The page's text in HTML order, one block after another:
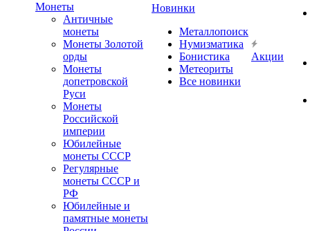
Монеты
Античные
монеты
Монеты Золотой
орды
Монеты
допетровской
Руси
Монеты
Российской
империи
Юбилейные
монеты СССР
Регулярные
монеты СССР и
РФ
Юбилейные и
памятные монеты
Новинки
Металлопоиск
Нумизматика
Бонистика
Метеориты
Все новинки
Акции